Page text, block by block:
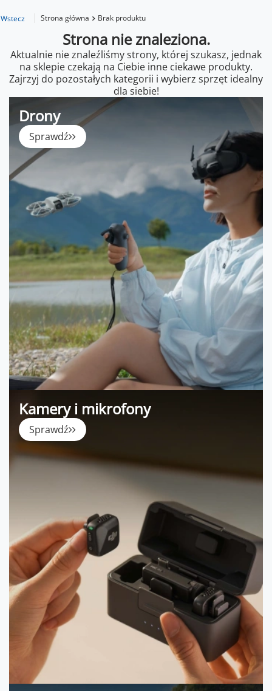
Wstecz Strona główna Brak produktu
Strona nie znaleziona.
Aktualnie nie znaleźliśmy strony, której szukasz, jednak
na sklepie czekają na Ciebie inne ciekawe produkty.
Zajrzyj do pozostałych kategorii i wybierz sprzęt idealny
dla siebie!
Drony
Sprawdź
Kamery i mikrofony
Sprawdź